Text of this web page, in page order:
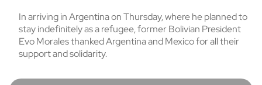
In arriving in Argentina on Thursday, where he planned to
stay indefinitely as a refugee, former Bolivian President
Evo Morales thanked Argentina and Mexico for all their
support and solidarity.